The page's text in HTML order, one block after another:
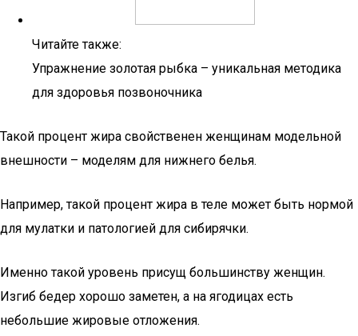
Читайте также:
Упражнение золотая рыбка – уникальная методика
для здоровья позвоночника
Такой процент жира свойственен женщинам модельной
внешности – моделям для нижнего белья.
Например, такой процент жира в теле может быть нормой
для мулатки и патологией для сибирячки.
Именно такой уровень присущ большинству женщин.
Изгиб бедер хорошо заметен, а на ягодицах есть
небольшие жировые отложения.